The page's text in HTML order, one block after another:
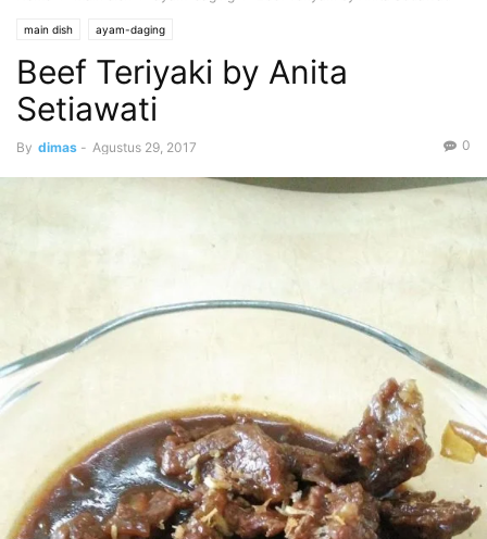
main dish ayam-daging
Beef Teriyaki by Anita
Setiawati
By dimas - Agustus 29, 2017 0